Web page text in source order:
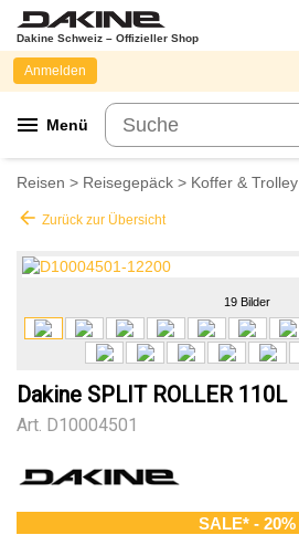
Dakine Schweiz – Offizieller Shop
menu Menü
Anmelden
Reisen > Reisegepäck > Koffer & Trolley
arrow_back Zurück zur Übersicht
19 Bilder
Dakine SPLIT ROLLER 110L
Art. D10004501
SALE* - 20%